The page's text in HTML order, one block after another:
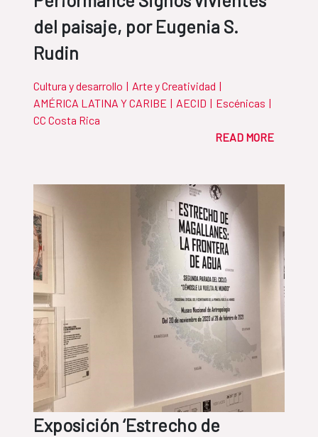
del paisaje, por Eugenia S.
Rudin
Cultura y desarrollo | Arte y Creatividad |
AMÉRICA LATINA Y CARIBE | AECID | Escénicas |
CC Costa Rica
READ MORE
Exposición ‘Estrecho de